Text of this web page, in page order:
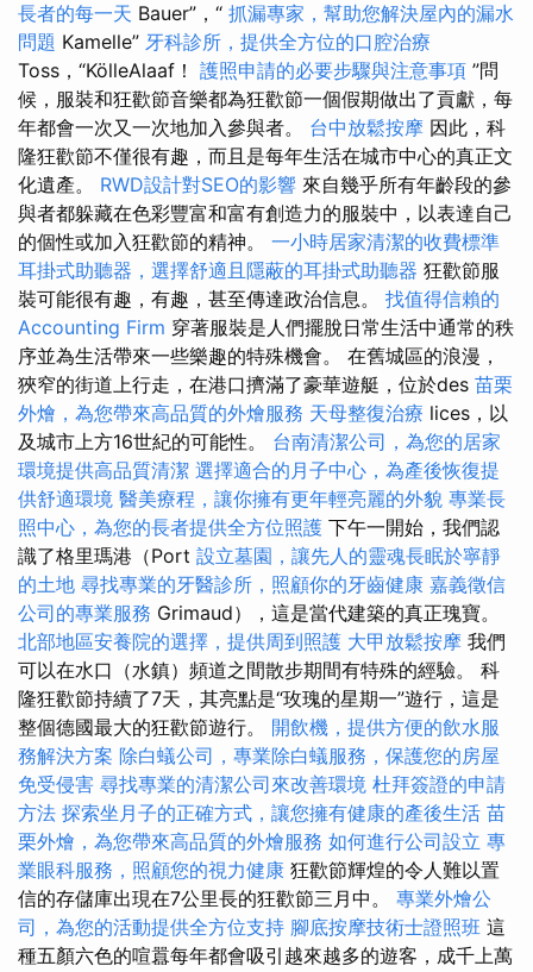
長者的每一天 Bauer”，“ 抓漏專家，幫助您解決屋內的漏水
問題 Kamelle” 牙科診所，提供全方位的口腔治療
Toss，“KölleAlaaf！ 護照申請的必要步驟與注意事項 ”問
候，服裝和狂歡節音樂都為狂歡節一個假期做出了貢獻，每
年都會一次又一次地加入參與者。 台中放鬆按摩 因此，科
隆狂歡節不僅很有趣，而且是每年生活在城市中心的真正文
化遺產。 RWD設計對SEO的影響 來自幾乎所有年齡段的參
與者都躲藏在色彩豐富和富有創造力的服裝中，以表達自己
的個性或加入狂歡節的精神。 一小時居家清潔的收費標準
耳掛式助聽器，選擇舒適且隱蔽的耳掛式助聽器 狂歡節服
裝可能很有趣，有趣，甚至傳達政治信息。 找值得信賴的
Accounting Firm 穿著服裝是人們擺脫日常生活中通常的秩
序並為生活帶來一些樂趣的特殊機會。 在舊城區的浪漫，
狹窄的街道上行走，在港口擠滿了豪華遊艇，位於des 苗栗
外燴，為您帶來高品質的外燴服務 天母整復治療 lices，以
及城市上方16世紀的可能性。 台南清潔公司，為您的居家
環境提供高品質清潔 選擇適合的月子中心，為產後恢復提
供舒適環境 醫美療程，讓你擁有更年輕亮麗的外貌 專業長
照中心，為您的長者提供全方位照護 下午一開始，我們認
識了格里瑪港（Port 設立墓園，讓先人的靈魂長眠於寧靜
的土地 尋找專業的牙醫診所，照顧你的牙齒健康 嘉義徵信
公司的專業服務 Grimaud），這是當代建築的真正瑰寶。
北部地區安養院的選擇，提供周到照護 大甲放鬆按摩 我們
可以在水口（水鎮）頻道之間散步期間有特殊的經驗。 科
隆狂歡節持續了7天，其亮點是“玫瑰的星期一”遊行，這是
整個德國最大的狂歡節遊行。 開飲機，提供方便的飲水服
務解決方案 除白蟻公司，專業除白蟻服務，保護您的房屋
免受侵害 尋找專業的清潔公司來改善環境 杜拜簽證的申請
方法 探索坐月子的正確方式，讓您擁有健康的產後生活 苗
栗外燴，為您帶來高品質的外燴服務 如何進行公司設立 專
業眼科服務，照顧您的視力健康 狂歡節輝煌的令人難以置
信的存儲庫出現在7公里長的狂歡節三月中。 專業外燴公
司，為您的活動提供全方位支持 腳底按摩技術士證照班 這
種五顏六色的喧囂每年都會吸引越來越多的遊客，成千上萬